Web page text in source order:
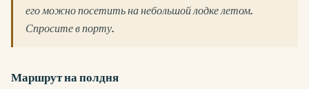
его можно посетить на небольшой лодке летом.
Спросите в порту.
Маршрут на полдня